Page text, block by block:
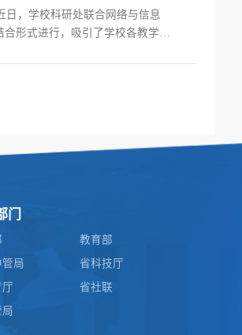
，学校科研处联合网络与信息
形式进行，吸引了学校各教学院
门
教育部
管局
省科技厅
省社联